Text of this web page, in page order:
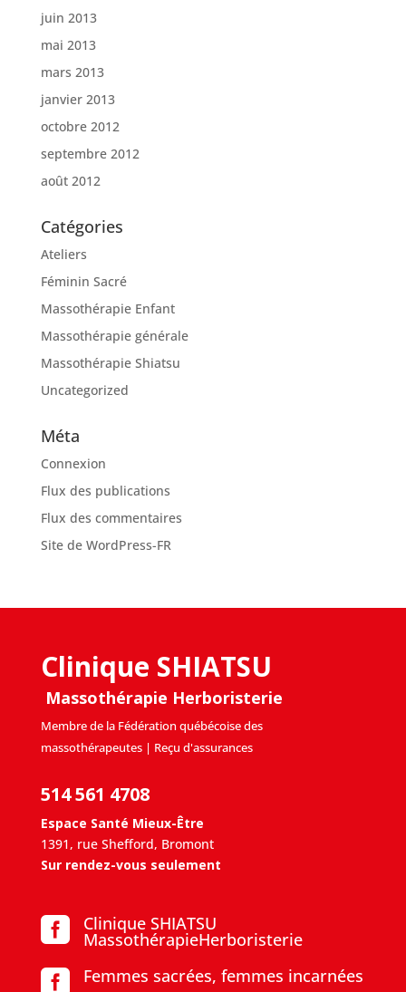
juin 2013
mai 2013
mars 2013
janvier 2013
octobre 2012
septembre 2012
août 2012
Catégories
Ateliers
Féminin Sacré
Massothérapie Enfant
Massothérapie générale
Massothérapie Shiatsu
Uncategorized
Méta
Connexion
Flux des publications
Flux des commentaires
Site de WordPress-FR
Clinique SHIATSU
Massothérapie Herboristerie
Membre de la Fédération québécoise des
massothérapeutes | Reçu d'assurances
514 561 4708
Espace Santé Mieux-Être
1391, rue Shefford, Bromont
Sur rendez-vous seulement
 Clinique SHIATSU
MassothérapieHerboristerie
 Femmes sacrées, femmes incarnées